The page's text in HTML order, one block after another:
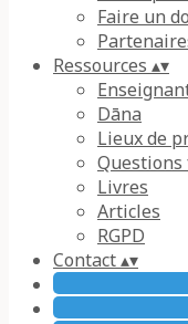
Faire un
Ressources ▴▾
Dāna
Lieux de
Livres
Articles
RGPD
Contact▴▾